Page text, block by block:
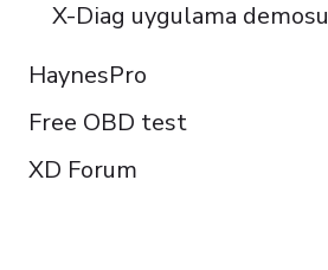
X-Diag uygulama demosu
HaynesPro
Free OBD test
XD Forum